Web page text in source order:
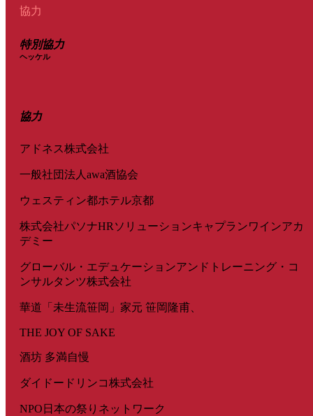
協力
特別協力
ヘッケル
協力
アドネス株式会社
一般社団法人awa酒協会
ウェスティン都ホテル京都
株式会社パソナHRソリューションキャプランワインアカ
デミー
グローバル・エデュケーションアンドトレーニング・コ
ンサルタンツ株式会社
華道「未生流笹岡」家元 笹岡隆甫、
THE JOY OF SAKE
酒坊 多満自慢
ダイドードリンコ株式会社
NPO日本の祭りネットワーク